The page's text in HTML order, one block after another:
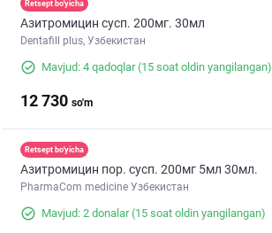
Retsept bo'yicha
Азитромицин сусп. 200мг. 30мл
Dentafill plus, Узбекистан
Mavjud: 4 qadoqlar(15 soat oldin yangilangan)
12 730 so'm
Retsept bo'yicha
Азитромицин пор. сусп. 200мг 5мл 30мл.
PharmaCom medicine Узбекистан
Mavjud: 2 donalar(15 soat oldin yangilangan)